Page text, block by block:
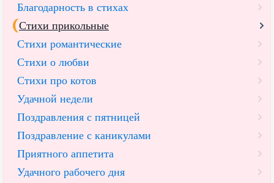
Благодарность в стихах
Стихи прикольные
Стихи романтические
Стихи о любви
Стихи про котов
Удачной недели
Поздравления с пятницей
Поздравление с каникулами
Приятного аппетита
Удачного рабочего дня